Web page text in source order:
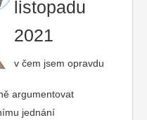
listopadu
2021
v čem jsem opravdu
argumentovat
jednání